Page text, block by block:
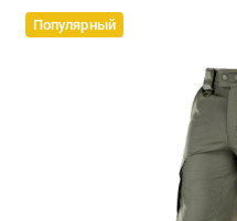
Популярный